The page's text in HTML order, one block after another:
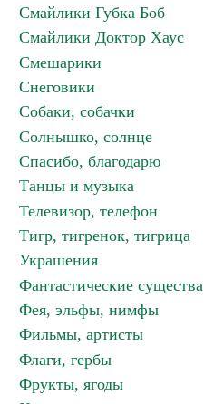
Смайлики Губка Боб
Смайлики Доктор Хаус
Смешарики
Снеговики
Собаки, собачки
Солнышко, солнце
Спасибо, благодарю
Танцы и музыка
Телевизор, телефон
Тигр, тигренок, тигрица
Украшения
Фантастические существа
Фея, эльфы, нимфы
Фильмы, артисты
Флаги, гербы
Фрукты, ягоды